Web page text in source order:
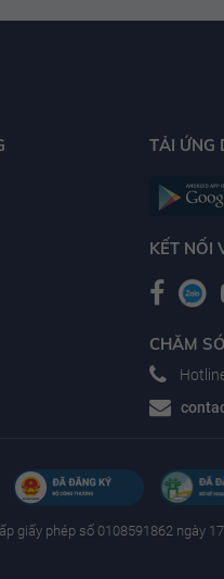
TẢI ỨNG
KẾT NỐI
CHĂM
giấy phép số 0108591862 ngày